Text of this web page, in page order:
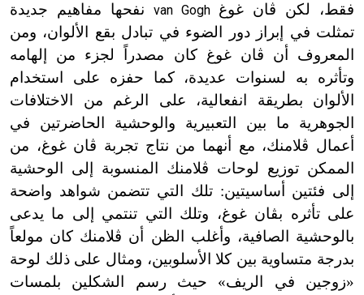
فقط، لكن ڤان غوغvan Gogh نفحها مفاهيم جديدة
تمثلت في إبراز دور الضوء في تبادل بقع الألوان، ومن
المعروف أن ڤان غوغ كان مصدراً لجزء من إلهامه
وتأثره به لسنوات عديدة، كما حفزه على استخدام
الألوان بطريقة انفعالية، على الرغم من الاختلافات
الجوهرية ما بين التعبيرية والوحشية الحاضرتين في
أعمال ڤلامنك، مع أنهما من نتاج تجربة ڤان غوغ، من
الممكن توزيع لوحات ڤلامنك المنسوبة إلى الوحشية
إلى فئتين أساسيتين: تلك التي تتضمن شواهد واضحة
على تأثره بڤان غوغ، وتلك التي تنتمي إلى ما يدعى
بالوحشية الصافية، وأغلب الظن أن ڤلامنك كان مولعاً
بدرجة متساوية بين كلا الأسلوبين، ومثال على ذلك لوحة
«زوجين في الريف» حيث رسم الشكلين بلمسات